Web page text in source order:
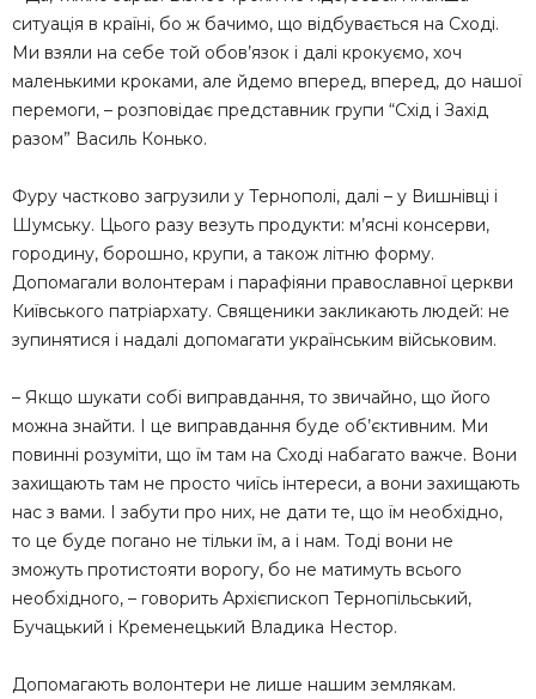
ситуація в країні, бо ж бачимо, що відбувається на Сході.
Ми взяли на себе той обов’язок і далі крокуємо, хоч
маленькими кроками, але йдемо вперед, вперед, до нашої
перемоги, – розповідає представник групи “Схід і Захід
разом” Василь Конько.
Фуру частково загрузили у Тернополі, далі – у Вишнівці і
Шумську. Цього разу везуть продукти: м’ясні консерви,
городину, борошно, крупи, а також літню форму.
Допомагали волонтерам і парафіяни православної церкви
Київського патріархату. Священики закликають людей: не
зупинятися і надалі допомагати українським військовим.
– Якщо шукати собі виправдання, то звичайно, що його
можна знайти. І це виправдання буде об’єктивним. Ми
повинні розуміти, що їм там на Сході набагато важче. Вони
захищають там не просто чиїсь інтереси, а вони захищають
нас з вами. І забути про них, не дати те, що їм необхідно,
то це буде погано не тільки їм, а і нам. Тоді вони не
зможуть протистояти ворогу, бо не матимуть всього
необхідного, – говорить Архієпископ Тернопільський,
Бучацький і Кременецький Владика Нестор.
Допомагають волонтери не лише нашим землякам.